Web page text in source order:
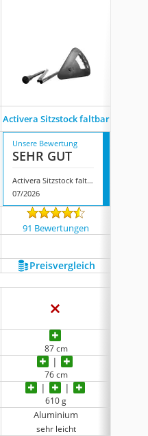
Activera Sitzstock faltbar
Unsere Bewertung
SEHR GUT
Activera Sitzstock faltbar
07/2026
91 Bewertungen
Preis­vergleich
87 cm
76 cm
610 g
Aluminium
sehr leicht